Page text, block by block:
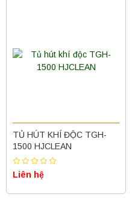
TỦ HÚT KHÍ ĐỘC TGH-
1500 HJCLEAN
Liên hệ